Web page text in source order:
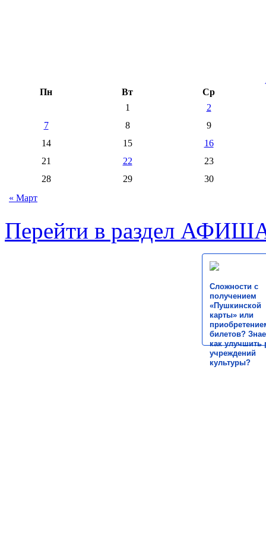
Пн
Вт
Ср
1
2
7
8
9
14
15
16
21
22
23
28
29
30
« Март
Перейти в раздел
Сложности с
получением
«Пушкинской
карты» или
билетов?
как улучшить
учреждений
культуры?